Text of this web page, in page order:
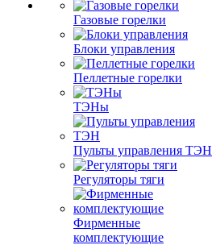
Газовые горелки
Блоки управления
Пеллетные горелки
ТЭНы
Пульты управления ТЭН
Регуляторы тяги
Фирменные
комплектующие